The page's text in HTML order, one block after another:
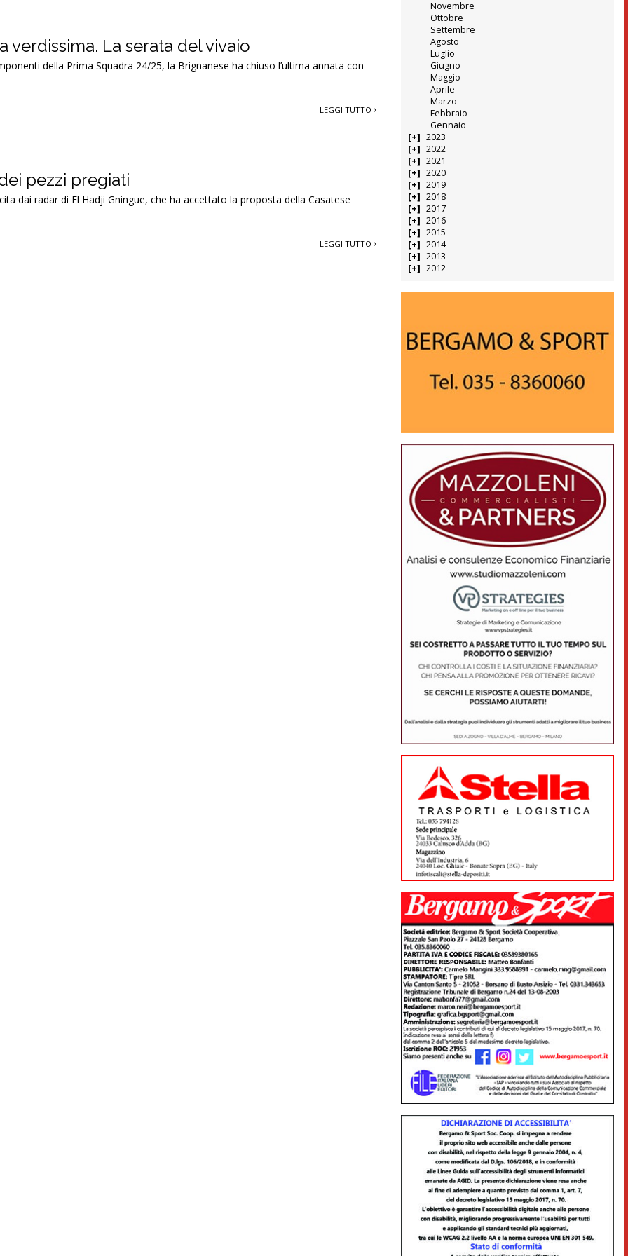
verdissima. La serata del vivaio
della Prima Squadra 24/25, la Brignanese ha chiuso l’ultima annata con
LEGGI TUTTO
pezzi pregiati
dai radar di El Hadji Gningue, che ha accettato la proposta della Casatese
LEGGI TUTTO
Novembre
Ottobre
Settembre
Agosto
Luglio
Giugno
Maggio
Aprile
Marzo
Febbraio
Gennaio
2023
2022
2021
2020
2019
2018
2017
2016
2015
2014
2013
2012